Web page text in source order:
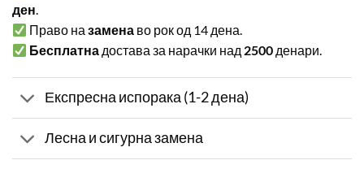
ден.
Право назамена во рок од 14 дена.
Бесплатна достава за нарачки над 2500 денари.
Експресна испорака (1-2 дена)
Лесна и сигурна замена